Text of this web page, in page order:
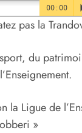
00:00
pas la
sport, du
la Ligue de
»